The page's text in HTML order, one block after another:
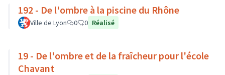
192 - De l'ombre à la piscine du Rhône
Ville de Lyon 0 0 Réalisé
19 - De l'ombre et de la fraîcheur pour l'école
Chavant